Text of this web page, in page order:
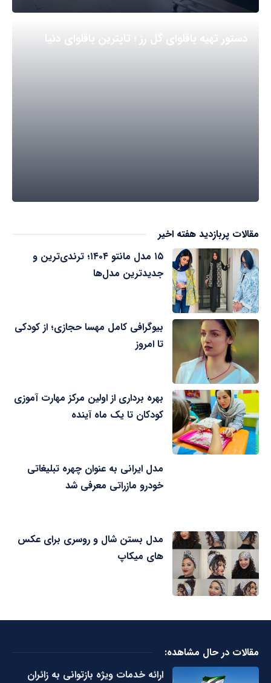
دستور تهیه باقلوای گل رز ؛ تاپترین باقلوای دنیا
مقالات پربازدید هفته اخیر
۱۵ مدل مانتو ۱۴۰۴؛ ترندی‌ترین و
جدیدترین مدل‌ها
بیوگرافی کامل مهسا حجازی؛ از کودکی
تا امروز
بهره برداری از اولین مرکز مهارت آموزی
کودکان تا یک ماه آینده
مدل ایرانی به عنوان چهره تبلیغاتی
خودرو مازراتی معرفی شد
مدل بستن شال و روسری برای عکس
های میکاپ
مقالات در حال مشاهده:
ارائه خدمات ویژه بازتوانی به زائران